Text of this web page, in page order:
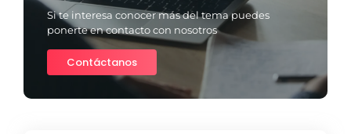
Si te interesa conocer más del tema puedes
ponerte en contacto con nosotros
Contáctanos